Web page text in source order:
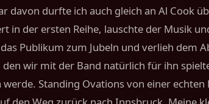
davon durfte ich auch gleich an Al Cook
in der ersten Reihe, lauschte der Musik
Publikum zum Jubeln und verlieh dem
wir mit der Band natürlich für ihn
Standing Ovations von einer